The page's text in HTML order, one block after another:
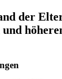
der